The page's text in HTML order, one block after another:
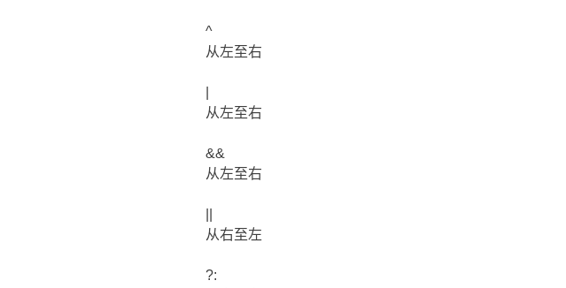
^
从左至右
从左至右
&&
从左至右
从右至左
?: